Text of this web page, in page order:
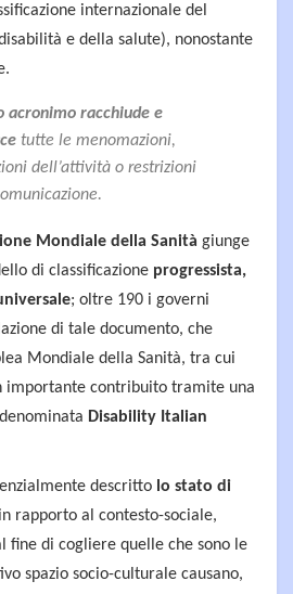
internazionale del
e della salute), nonostante
acronimo racchiude e
tutte le menomazioni,
dell’attività o restrizioni
Mondiale della Sanità giunge
di classificazione progressista,
; oltre 190 i governi
di tale documento, che
Mondiale della Sanità, tra cui
importante contribuito tramite una
Disability Italian
descritto lo stato di
in rapporto al contesto-sociale,
fine di cogliere quelle che sono le
spazio socio-culturale causano,